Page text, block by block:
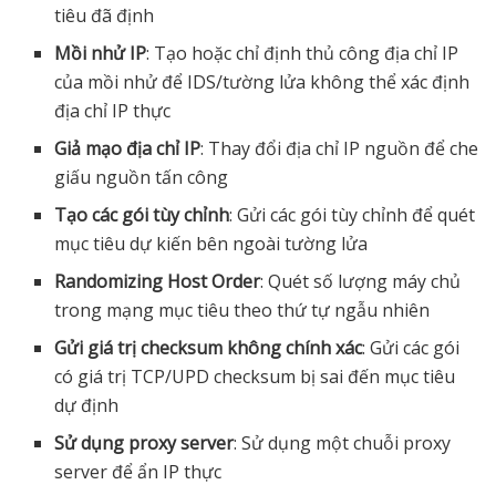
tiêu đã định
Mồi nhử IP: Tạo hoặc chỉ định thủ công địa chỉ IP
của mồi nhử để IDS/tường lửa không thể xác định
địa chỉ IP thực
Giả mạo địa chỉ IP: Thay đổi địa chỉ IP nguồn để che
giấu nguồn tấn công
Tạo các gói tùy chỉnh: Gửi các gói tùy chỉnh để quét
mục tiêu dự kiến bên ngoài tường lửa
Randomizing Host Order: Quét số lượng máy chủ
trong mạng mục tiêu theo thứ tự ngẫu nhiên
Gửi giá trị checksum không chính xác: Gửi các gói
có giá trị TCP/UPD checksum bị sai đến mục tiêu
dự định
Sử dụng proxy server: Sử dụng một chuỗi proxy
server để ẩn IP thực